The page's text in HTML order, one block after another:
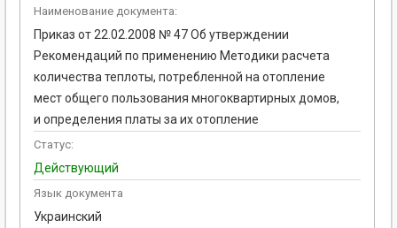
Наименование документа:
Приказ от 22.02.2008 № 47 Об утверждении
Рекомендаций по применению Методики расчета
количества теплоты, потребленной на отопление
мест общего пользования многоквартирных домов,
и определения платы за их отопление
Статус:
Действующий
Язык документа
Украинский